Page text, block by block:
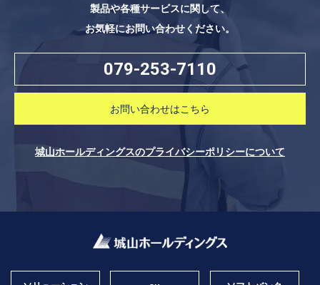
製品や各種サービスに関して、
お気軽にお問い合わせください。
079-253-7110
お問い合わせはこちら
城山ホールディングスのプライバシーポリシーについて